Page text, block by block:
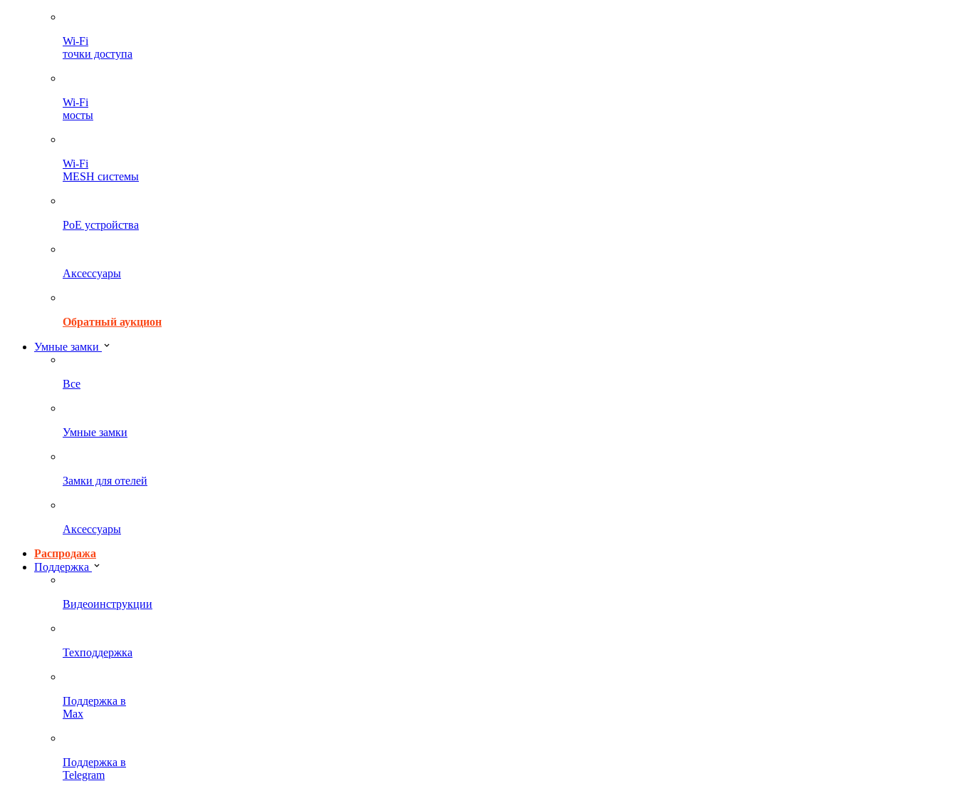
Wi-Fi
точки доступа
Wi-Fi
мосты
Wi-Fi
MESH системы
PoE устройства
Аксессуары
Обратный аукцион
Умные замки
Все
Умные замки
Замки для отелей
Аксессуары
Распродажа
Поддержка
Видеоинструкции
Техподдержка
Поддержка в
Max
Поддержка в
Telegram